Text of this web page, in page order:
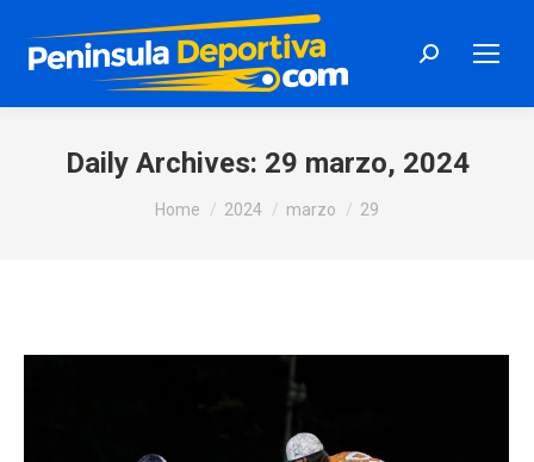
Search:
Daily Archives: 29 marzo, 2024
You are here:
Home 2024 marzo 29